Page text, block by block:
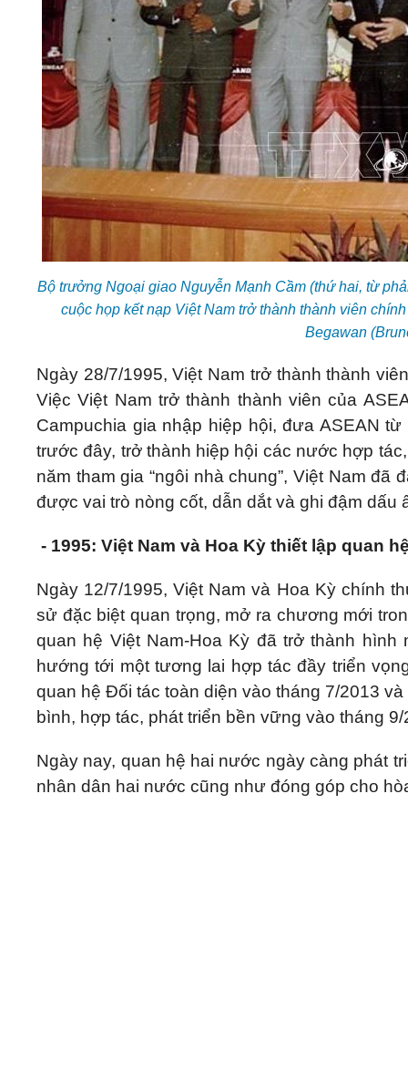
Bộ trưởng Ngoại giao Nguyễn Mạnh Cầm (thứ hai, từ
cuộc họp kết nạp Việt Nam trở thành thành viên
Begawan
Ngày 28/7/1995, Việt Nam trở thành thành
Việc Việt Nam trở thành thành viên của
Campuchia gia nhập hiệp hội, đưa ASEAN
trước đây, trở thành hiệp hội các nước hợp
năm tham gia “ngôi nhà chung”, Việt Nam
được vai trò nòng cốt, dẫn dắt và ghi đậm dấu
- 1995: Việt Nam và Hoa Kỳ thiết lập quan
Ngày 12/7/1995, Việt Nam và Hoa Kỳ chính
sử đặc biệt quan trọng, mở ra chương mới
quan hệ Việt Nam-Hoa Kỳ đã trở thành
hướng tới một tương lai hợp tác đầy triển
quan hệ Đối tác toàn diện vào tháng 7/2013
bình, hợp tác, phát triển bền vững vào tháng 9/
Ngày nay, quan hệ hai nước ngày càng phát
nhân dân hai nước cũng như đóng góp cho